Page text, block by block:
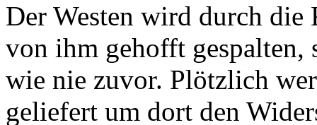
Der Westen wird durch
von ihm gehofft gespalten,
wie nie zuvor. Plötzlich
geliefert um dort den